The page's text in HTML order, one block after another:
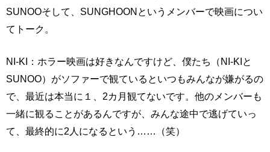
SUNOOそして、SUNGHOONというメンバーで映画につい
てトーク。
NI-KI：ホラー映画は好きなんですけど、僕たち（NI-KIと
SUNOO）がソファーで観ているといつもみんなが嫌がるの
で、最近は本当に１、2カ月観てないです。他のメンバーも
一緒に観ることがあるんですが、みんな途中で逃げていっ
て、最終的に2人になるという……（笑）